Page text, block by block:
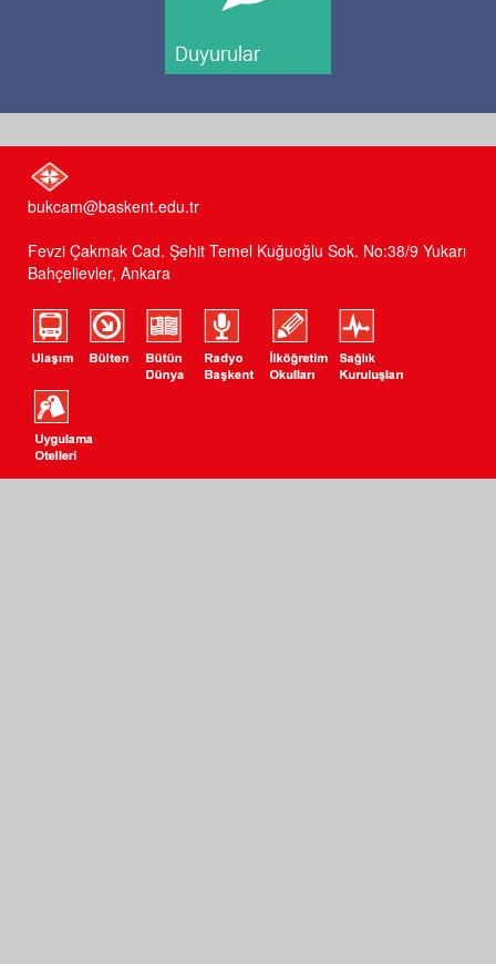
bukcam@baskent.edu.tr
Fevzi Çakmak Cad. Şehit Temel Kuğuoğlu Sok. No:38/9 Yukarı
Bahçelievler, Ankara